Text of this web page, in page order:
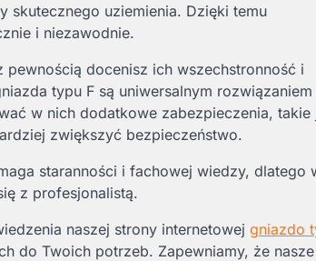
skutecznego uziemienia. Dzięki temu
i niezawodnie.
docenisz ich wszechstronność i
typu F są uniwersalnym rozwiązaniem
w nich dodatkowe zabezpieczenia, takie
zwiększyć bezpieczeństwo.
staranności i fachowej wiedzy, dlatego
z profesjonalistą.
naszej strony internetowej gniazdo
do Twoich potrzeb. Zapewniamy, że nasze